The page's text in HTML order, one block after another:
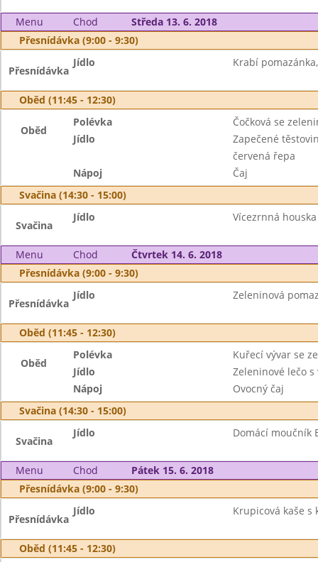
Menu Chod
Středa 13. 6. 2018
Přesnídávka (9:00 - 9:30)
Přesnídávka
Jídlo Krabí
Oběd (11:45 - 12:30)
Oběd
Polévka
Čočková se
Jídlo
Zapečené
červená řepa
Nápoj
Čaj
Svačina (14:30 - 15:00)
Svačina
Jídlo Vícezrnná
Menu Chod
Čtvrtek 14. 6. 2018
Přesnídávka (9:00 - 9:30)
Přesnídávka
Jídlo Zeleninová
Oběd (11:45 - 12:30)
Oběd
Polévka
Kuřecí vývar se
Jídlo
Zeleninové lečo
Nápoj
Ovocný čaj
Svačina (14:30 - 15:00)
Svačina
Jídlo Domácí moučník
Menu Chod
Pátek 15. 6. 2018
Přesnídávka (9:00 - 9:30)
Přesnídávka
Jídlo Krupicová kaše s
Oběd (11:45 - 12:30)